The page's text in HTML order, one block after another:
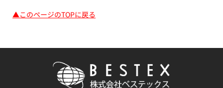
▲このページのTOPに戻る